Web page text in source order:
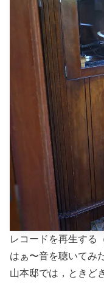
レコードを再生する
はぁ〜音を聴いてみ
山本邸では，ときど